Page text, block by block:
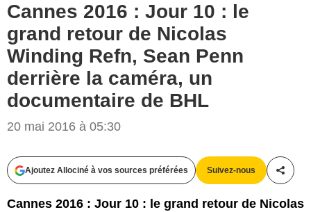
Cannes 2016 : Jour 10 : le
grand retour de Nicolas
Winding Refn, Sean Penn
derrière la caméra, un
documentaire de BHL
20 mai 2016 à 05:30
Ajoutez Allociné à vos sources préférées Suivez-nous
Cannes 2016 : Jour 10 : le grand retour de Nicolas